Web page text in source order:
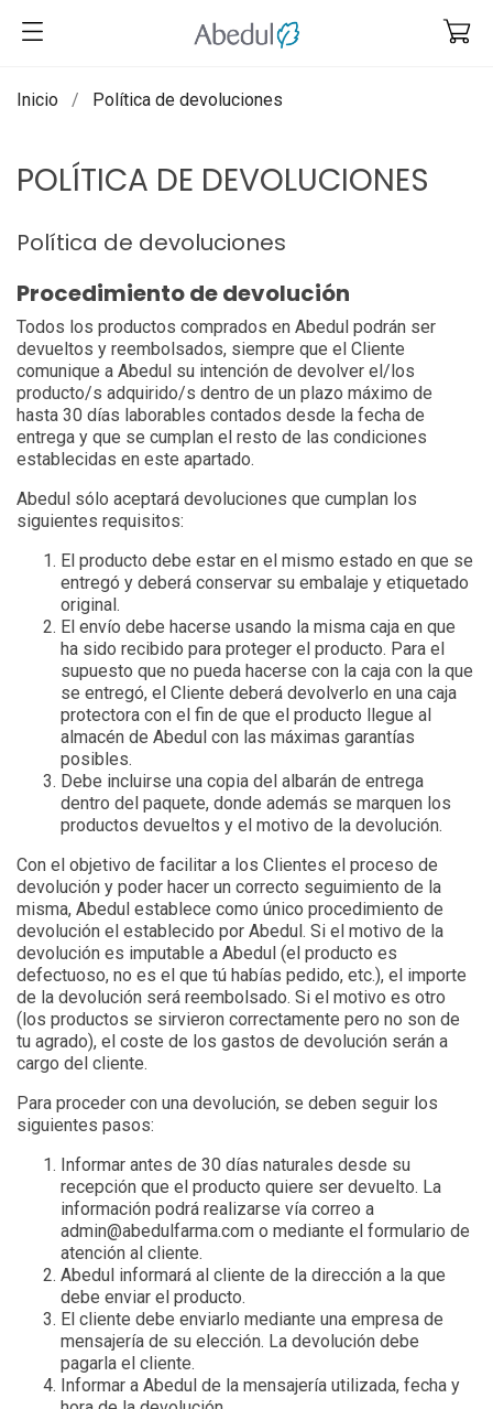
Inicio Política de devoluciones
POLÍTICA DE DEVOLUCIONES
Política de devoluciones
Procedimiento de devolución
Todos los productos comprados en Abedul podrán ser
devueltos y reembolsados, siempre que el Cliente
comunique a Abedul su intención de devolver el/los
producto/s adquirido/s dentro de un plazo máximo de
hasta 30 días laborables contados desde la fecha de
entrega y que se cumplan el resto de las condiciones
establecidas en este apartado.
Abedul sólo aceptará devoluciones que cumplan los
siguientes requisitos:
El producto debe estar en el mismo estado en que se
entregó y deberá conservar su embalaje y etiquetado
original.
El envío debe hacerse usando la misma caja en que
ha sido recibido para proteger el producto. Para el
supuesto que no pueda hacerse con la caja con la que
se entregó, el Cliente deberá devolverlo en una caja
protectora con el fin de que el producto llegue al
almacén de Abedul con las máximas garantías
posibles.
Debe incluirse una copia del albarán de entrega
dentro del paquete, donde además se marquen los
productos devueltos y el motivo de la devolución.
Con el objetivo de facilitar a los Clientes el proceso de
devolución y poder hacer un correcto seguimiento de la
misma, Abedul establece como único procedimiento de
devolución el establecido por Abedul. Si el motivo de la
devolución es imputable a Abedul (el producto es
defectuoso, no es el que tú habías pedido, etc.), el importe
de la devolución será reembolsado. Si el motivo es otro
(los productos se sirvieron correctamente pero no son de
tu agrado), el coste de los gastos de devolución serán a
cargo del cliente.
Para proceder con una devolución, se deben seguir los
siguientes pasos:
Informar antes de 30 días naturales desde su
recepción que el producto quiere ser devuelto. La
información podrá realizarse vía correo a
admin@abedulfarma.com o mediante el formulario de
atención al cliente.
Abedul informará al cliente de la dirección a la que
debe enviar el producto.
El cliente debe enviarlo mediante una empresa de
mensajería de su elección. La devolución debe
pagarla el cliente.
Informar a Abedul de la mensajería utilizada, fecha y